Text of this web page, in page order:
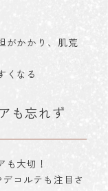
がかかり、肌荒
くなる
も忘れず
大切！
コルテも注目さ